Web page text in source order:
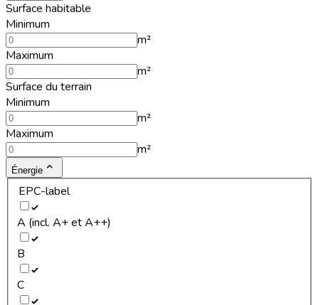
Surface habitable
Minimum
m²
Maximum
m²
Surface du terrain
Minimum
m²
Maximum
m²
Énergie
EPC-label
A (incl. A+ et A++)
B
C